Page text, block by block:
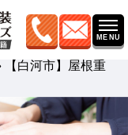
【白河市】屋根重